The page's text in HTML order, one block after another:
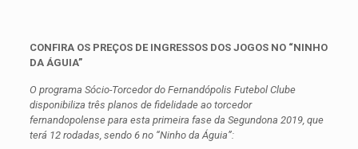
CONFIRA OS PREÇOS DE INGRESSOS DOS JOGOS NO “NINHO
DA ÁGUIA”
O programa Sócio-Torcedor do Fernandópolis Futebol Clube
disponibiliza três planos de fidelidade ao torcedor
fernandopolense para esta primeira fase da Segundona 2019, que
terá 12 rodadas, sendo 6 no “Ninho da Águia”: